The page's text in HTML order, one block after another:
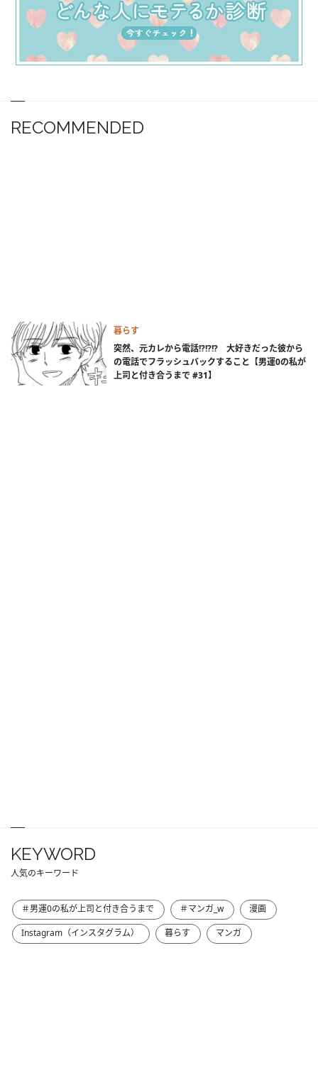
RECOMMENDED
暮らす
突然、元カレから電話!?!?!? 大好きだった彼から
の電話でフラッシュバックすること【男運0の私が
上司と付き合うまで #31】
KEYWORD
人気のキーワード
＃男運0の私が上司と付き合うまで ＃マンガ_w
漫画
Instagram（インスタグラム）
暮らす マンガ